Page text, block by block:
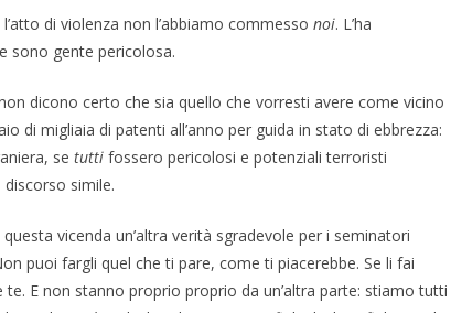
di violenza non l’abbiamo commesso noi. L’ha
sono gente pericolosa.
dicono certo che sia quello che vorresti avere come vicino
di migliaia di patenti all’anno per guida in stato di ebbrezza:
se tutti fossero pericolosi e potenziali terroristi
simile.
vicenda un’altra verità sgradevole per i seminatori
puoi fargli quel che ti pare, come ti piacerebbe. Se li fai
E non stanno proprio proprio da un’altra parte: stiamo tutti